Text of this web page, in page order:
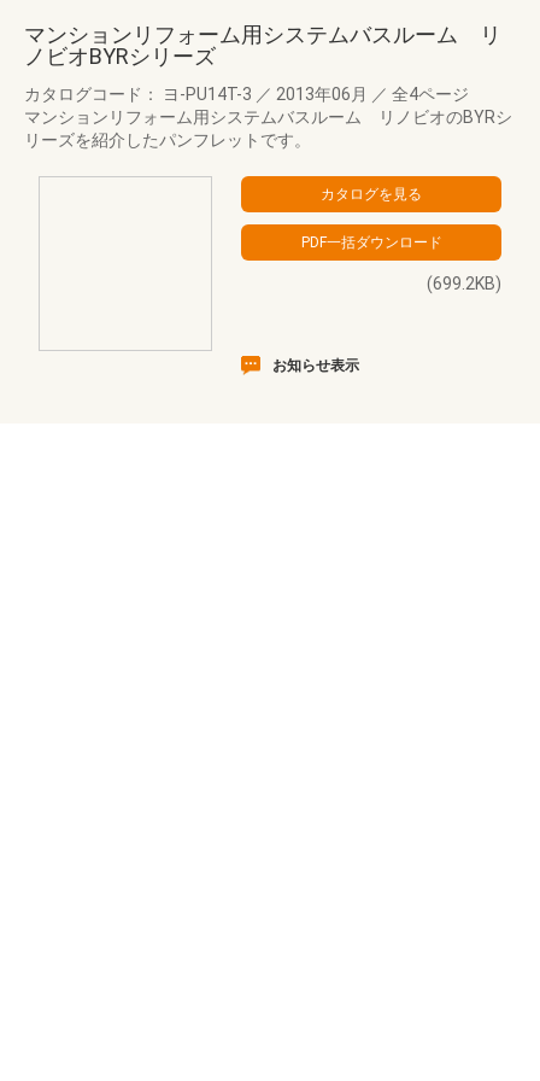
マンションリフォーム用システムバスルーム リ
ノビオBYRシリーズ
カタログコード： ヨ-PU14T-3 ／ 2013年06月 ／ 全4ページ
マンションリフォーム用システムバスルーム リノビオのBYRシ
リーズを紹介したパンフレットです。
(699.2KB)
お知らせ表示